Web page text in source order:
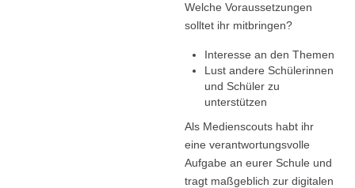
Welche Voraussetzungen
solltet ihr mitbringen?
Interesse an den Themen
Lust andere Schülerinnen
und Schüler zu
unterstützen
Als Medienscouts habt ihr
eine verantwortungsvolle
Aufgabe an eurer Schule und
tragt maßgeblich zur digitalen